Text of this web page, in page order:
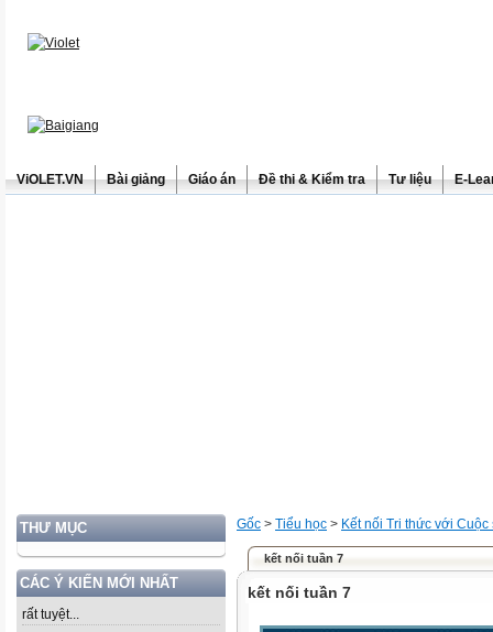
ViOLET.VN Bài giảng Giáo án Đề thi & Kiểm tra Tư liệu E-
THƯ MỤC
CÁC Ý KIẾN MỚI NHẤT
rất tuyệt...
Gốc > Tiểu học > Kết nối Tri thức với Cuộc
kết nối tuần 7
kết nối tuần 7